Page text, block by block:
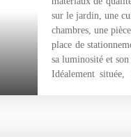
sur le jardin, une
chambres, une
place de
sa luminosité et
Idéalement située,